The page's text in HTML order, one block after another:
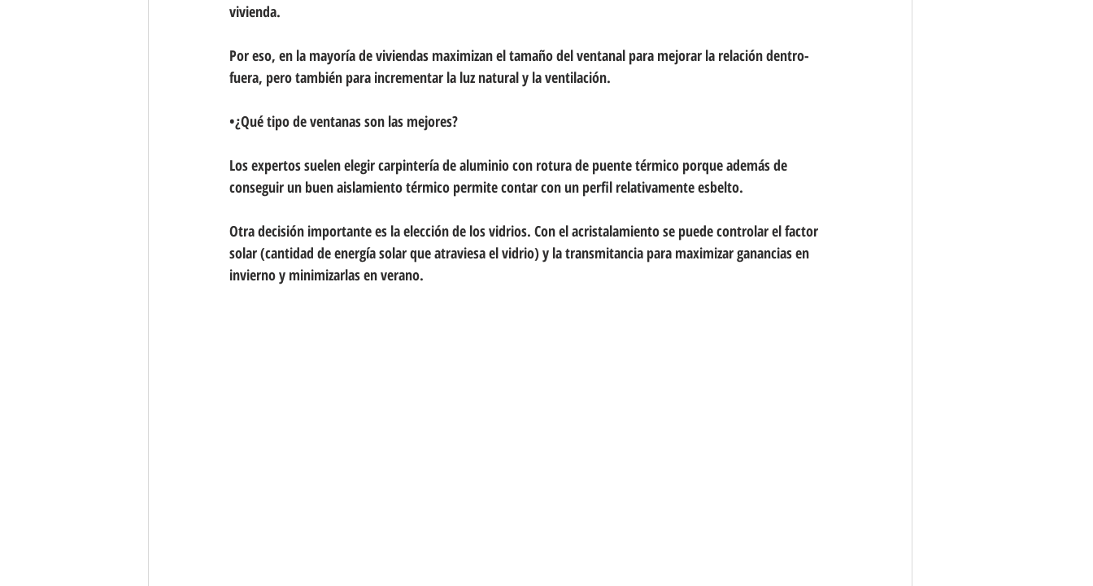
vivienda.
Por eso, en la mayoría de viviendas maximizan el tamaño del ventanal para mejorar la relación dentro-
fuera, pero también para incrementar la luz natural y la ventilación.
•¿Qué tipo de ventanas son las mejores?
Los expertos suelen elegir carpintería de aluminio con rotura de puente térmico porque además de
conseguir un buen aislamiento térmico permite contar con un perfil relativamente esbelto.
Otra decisión importante es la elección de los vidrios. Con el acristalamiento se puede controlar el factor
solar (cantidad de energía solar que atraviesa el vidrio) y la transmitancia para maximizar ganancias en
invierno y minimizarlas en verano.